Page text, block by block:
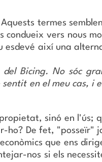
termes
vers nous
esdevé així una
Bicing. No sóc
en el meu cas, i
sinó en l'ús;
ho? De fet, "posseïr"
que ens
nos si els